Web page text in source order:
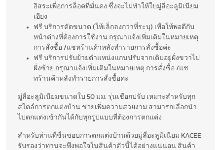
อิสระเพื่อการล็อคที่มั่นคง ซึ่งจะไม่ทำให้ใบมู่ลี่อะลูมิเนียม
เอียง
ฟรี บริการตัดขนาด (ให้เล็กลงกว่าที่ระบุ) เพื่อให้พอดีกับ
หน้าต่างที่ต้องการใช้งาน กรุณาแจ้งเพิ่มเติมในหมายเหตุ
การสั่งซื้อ /แชทร้านค้าหลังทำรายการสั่งซื้อค่ะ
ฟรี บริการปรับย้ายตำแหน่งแกนปรับจากเดิมอยู่ฝั่งขวาไป
ฝั่งซ้าย กรุณาแจ้งเพิ่มเติมในหมายเหตุ การสั่งซื้อ /แช
ทร้านค้าหลังทำรายการสั่งซื้อค่ะ
มู่ลี่อะลูมิเนียมขนาดใบ 50 มม. รุ่นเชือกปรับ เหมาะสำหรับทุก
สไตล์การตกแต่งบ้าน ช่วยเพิ่มความสวยงาม สามารถเลือกนำ
ไปตกแต่งเข้ากันได้กับทุกรูปแบบที่ต้องการตกแต่ง
สำหรับท่านที่ชื่นชอบการตกแต่งบ้านด้วยมู่ลี่อะลูมิเนียม KACEE
รับรองว่าท่านจะพึงพอใจในสินค้าตัวนี้ได้อย่างแน่นอน สินค้า